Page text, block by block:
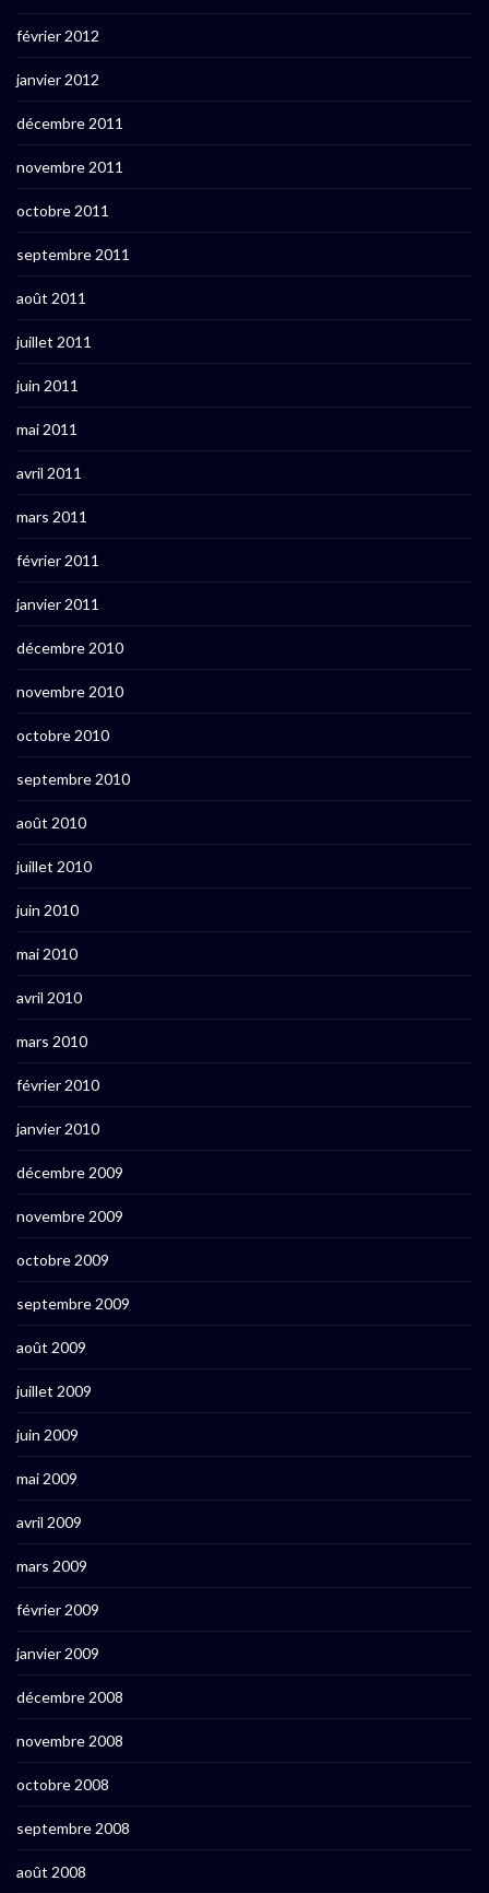
février 2012
janvier 2012
décembre 2011
novembre 2011
octobre 2011
septembre 2011
août 2011
juillet 2011
juin 2011
mai 2011
avril 2011
mars 2011
février 2011
janvier 2011
décembre 2010
novembre 2010
octobre 2010
septembre 2010
août 2010
juillet 2010
juin 2010
mai 2010
avril 2010
mars 2010
février 2010
janvier 2010
décembre 2009
novembre 2009
octobre 2009
septembre 2009
août 2009
juillet 2009
juin 2009
mai 2009
avril 2009
mars 2009
février 2009
janvier 2009
décembre 2008
novembre 2008
octobre 2008
septembre 2008
août 2008